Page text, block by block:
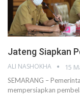
Jateng Siapkan
ALI NASHOKHA 15
SEMARANG –
mempersiapkan